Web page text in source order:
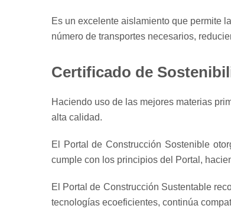
Es un excelente aislamiento que permite
número de transportes necesarios,
Certificado de
Haciendo uso de las mejores materias
alta calidad.
El Portal de Construcción Sostenible
cumple con los principios del Portal,
El Portal de Construcción Sustentable
tecnologías ecoeficientes, continúa